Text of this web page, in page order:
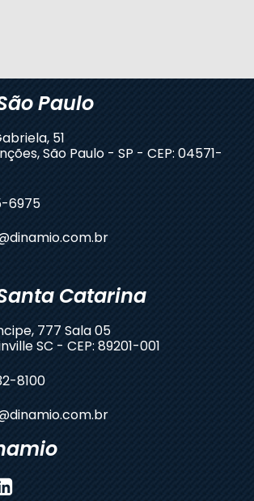
Paulo
51
São Paulo - SP - CEP: 04571-
6975
Catarina
777 Sala 05
SC - CEP: 89201-001
8100